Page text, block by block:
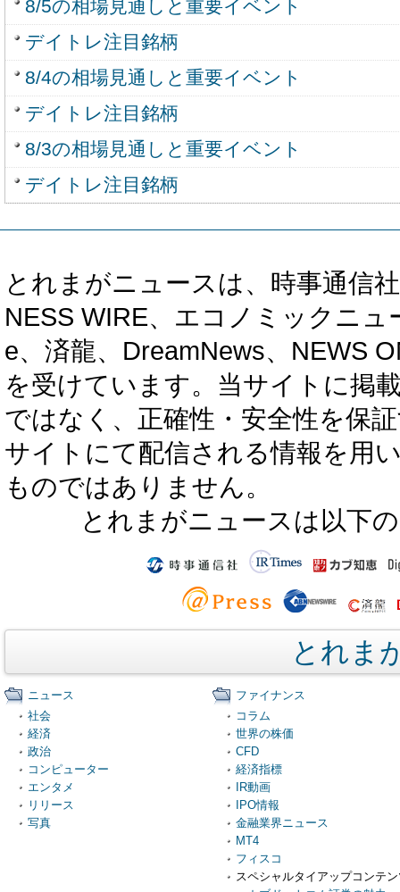
8/5の相場見通しと重要イベント
デイトレ注目銘柄
8/4の相場見通しと重要イベント
デイトレ注目銘柄
8/3の相場見通しと重要イベント
デイトレ注目銘柄
とれまがニュースは、時事通信
NESS WIRE、エコノミックニ
e、済龍、DreamNews、NEWS
を受けています。当サイトに掲
ではなく、正確性・安全性を保
サイトにて配信される情報を用
ものではありません。
とれまがニュースは以下
とれま
ニュース
社会
経済
政治
コンピューター
エンタメ
リリース
写真
ファイナンス
コラム
世界の株価
CFD
経済指標
IR動画
IPO情報
金融業界ニュース
MT4
フィスコ
スペシャルタイアップコンテ